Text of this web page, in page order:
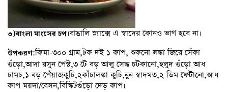
৩)বাংলা মাংসের চপ।বাঙালি স্ন্যাক্সে এ স্বাদের কোনও ভাগ হবে না।
উপকরণ:কিমা-৩০০ গ্রাম,টক দই ১ কাপ, শুকনো লঙ্কা জিরে সেঁকা
গুঁড়ো,আদা রসুন পেস্ট,৩ টে বড় আলু সেদ্ধ চটকানো,হলুদ গুঁড়ো আধ
চামচ,১ বড় পেঁয়াজকুচি,২কাঁচালঙ্কা কুচি,নুন স্বাদমত,২ ডিম ফেটানো,আধ
কাপ ময়দা/বেসন,বিস্কিটগুঁড়ো দেড় কাপ।